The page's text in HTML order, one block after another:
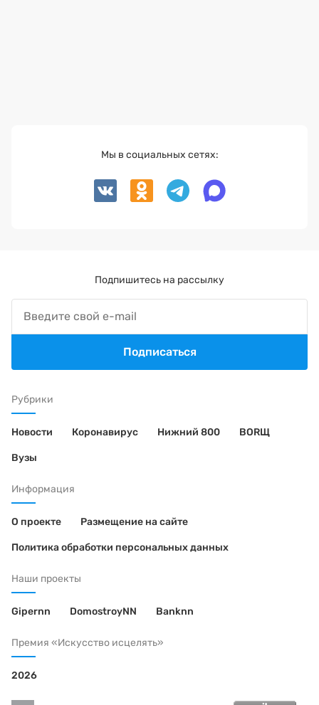
Рубрики
Новости Коронавирус Нижний 800 BORЩ
Вузы
Информация
О проекте Размещение на сайте
Политика обработки персональных данных
Наши проекты
Gipernn DomostroyNN Banknn
Премия «Искусство исцелять»
2026
Мы в социальных сетях:
Подпишитесь на рассылку
Подписаться